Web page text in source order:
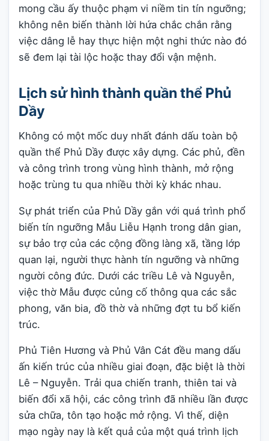
mong cầu ấy thuộc phạm vi niềm tin tín ngưỡng;
không nên biến thành lời hứa chắc chắn rằng
việc dâng lễ hay thực hiện một nghi thức nào đó
sẽ đem lại tài lộc hoặc thay đổi vận mệnh.
Lịch sử hình thành quần thể Phủ
Dầy
Không có một mốc duy nhất đánh dấu toàn bộ
quần thể Phủ Dầy được xây dựng. Các phủ, đền
và công trình trong vùng hình thành, mở rộng
hoặc trùng tu qua nhiều thời kỳ khác nhau.
Sự phát triển của Phủ Dầy gắn với quá trình phổ
biến tín ngưỡng Mẫu Liễu Hạnh trong dân gian,
sự bảo trợ của các cộng đồng làng xã, tầng lớp
quan lại, người thực hành tín ngưỡng và những
người công đức. Dưới các triều Lê và Nguyễn,
việc thờ Mẫu được củng cố thông qua các sắc
phong, văn bia, đồ thờ và những đợt tu bổ kiến
trúc.
Phủ Tiên Hương và Phủ Vân Cát đều mang dấu
ấn kiến trúc của nhiều giai đoạn, đặc biệt là thời
Lê – Nguyễn. Trải qua chiến tranh, thiên tai và
biến đổi xã hội, các công trình đã nhiều lần được
sửa chữa, tôn tạo hoặc mở rộng. Vì thế, diện
mạo ngày nay là kết quả của một quá trình lịch